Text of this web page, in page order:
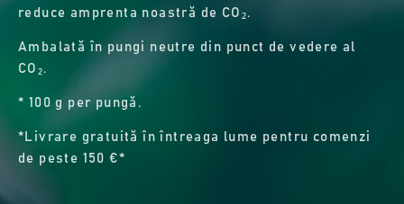
reduce amprenta noastră de CO₂.
Ambalată în pungi neutre din punct de vedere al
CO₂.
* 100 g per pungă.
*Livrare gratuită în întreaga lume pentru comenzi
de peste 150 €*